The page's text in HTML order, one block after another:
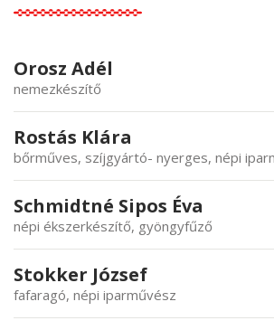
Orosz Adél
nemezkészítő
Rostás Klára
bőrműves, szíjgyártó- nyerges, népi
Schmidtné Sipos Éva
népi ékszerkészítő, gyöngyfűző
Stokker József
fafaragó, népi iparművész